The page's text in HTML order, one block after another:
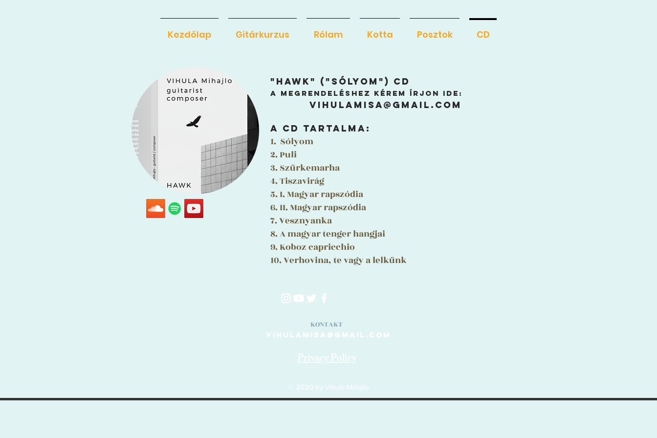
Kezdőlap Gitárkurzus Rólam Kotta Posztok CD
"HAWK" ("SÓLYOM") CD
a megrendeléshez kérem írjon ide:
vihulamisa@gmail.com
a CD TARTALMA:
1. Sólyom
2. Puli
3. Szürkemarha
4. Tiszavirág
5. I. Magyar rapszódia
6. II. Magyar rapszódia
7. Vesznyanka
8. A magyar tenger hangjai
9. Koboz capricchio
10. Verhovina, te vagy a lelkünk
KONTAKT
vihulamisa@gmail.com
Privacy Policy
© 2020 by Vihula Mihajlo